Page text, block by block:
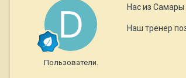
Пользователи.
Нас из Самары
Наш тренер